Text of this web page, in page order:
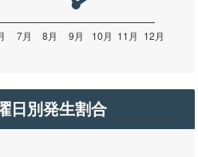
日別発生割合